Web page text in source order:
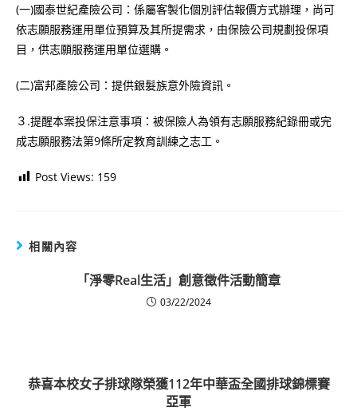
(一)國泰世紀產險公司：係屬客製化個別評估報價方式辦理，尚可
依志願服務運用單位預算及其所提需求，由保險公司規劃投保項
目，供志願服務運用單位選購。
(二)富邦產險公司：提供銀髮族意外險資訊。
３.提醒本案投保注意事項：被保險人為領有志願服務紀錄冊或完
成志願服務法第9條所定教育訓練之志工。
Post Views: 159
相關內容
「淨零Real生活」創意徵件活動簡章
03/22/2024
恭喜本校女子排球隊榮獲112年中華盃全國排球錦標賽
亞軍